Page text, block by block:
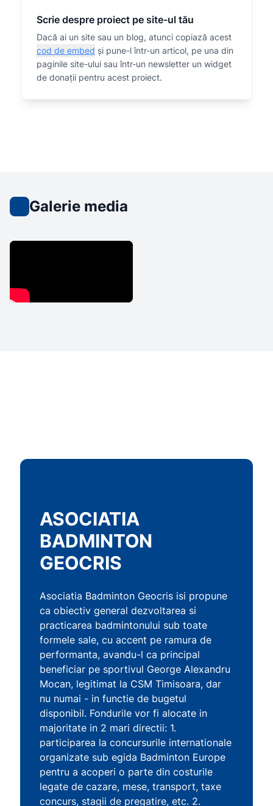
Scrie despre proiect pe site-ul tău
Dacă ai un site sau un blog, atunci copiază acest
cod de embed și pune-l într-un articol, pe una din
paginile site-ului sau într-un newsletter un widget
de donații pentru acest proiect.
Galerie media
ASOCIATIA
BADMINTON
GEOCRIS
Asociatia Badminton Geocris isi propune
ca obiectiv general dezvoltarea si
practicarea badmintonului sub toate
formele sale, cu accent pe ramura de
performanta, avandu-l ca principal
beneficiar pe sportivul George Alexandru
Mocan, legitimat la CSM Timisoara, dar
nu numai - in functie de bugetul
disponibil. Fondurile vor fi alocate in
majoritate in 2 mari directii: 1.
participarea la concursurile internationale
organizate sub egida Badminton Europe
pentru a acoperi o parte din costurile
legate de cazare, mese, transport, taxe
concurs, stagii de pregatire, etc. 2.